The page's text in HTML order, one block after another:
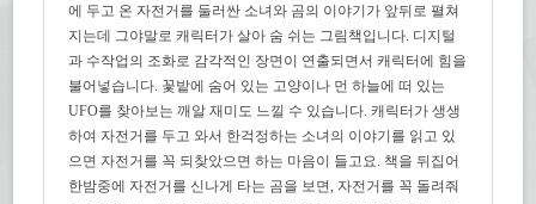
에 두고 온 자전거를 둘러싼 소녀와 곰의 이야기가 앞뒤로 펼쳐
지는데 그야말로 캐릭터가 살아 숨 쉬는 그림책입니다. 디지털
과 수작업의 조화로 감각적인 장면이 연출되면서 캐릭터에 힘을
불어넣습니다. 꽃밭에 숨어 있는 고양이나 먼 하늘에 떠 있는
UFO를 찾아보는 깨알 재미도 느낄 수 있습니다. 캐릭터가 생생
하여 자전거를 두고 와서 한걱정하는 소녀의 이야기를 읽고 있
으면 자전거를 꼭 되찾았으면 하는 마음이 들고요. 책을 뒤집어
한밤중에 자전거를 신나게 타는 곰을 보면, 자전거를 꼭 돌려줘